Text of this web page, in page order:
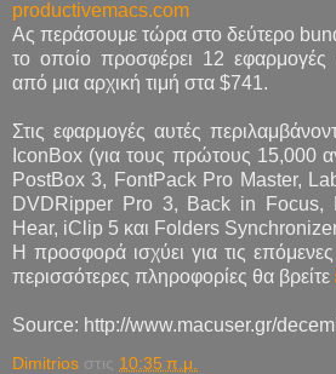
productivemacs.com
Ας περάσουμε τώρα στο δεύτερο
το οποίο προσφέρει 12
από μια αρχική τιμή στα $741.
Στις εφαρμογές αυτές
IconBox (για τους πρώτους 15,000
PostBox 3, FontPack Pro Master,
DVDRipper Pro 3, Back in Focus,
Hear, iClip 5 και Folders
H προσφορά ισχύει για τις
περισσότερες πληροφορίες θα βρείτε
Source: http://www.macuser.gr/
Dimitrios στις 10:35 π.μ.